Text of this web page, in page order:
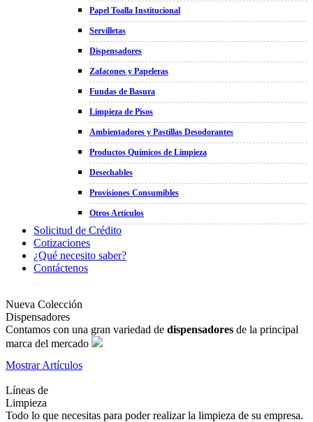
Papel Toalla Institucional
Servilletas
Dispensadores
Zafacones y Papeleras
Fundas de Basura
Limpieza de Pisos
Ambientadores y Pastillas Desodorantes
Productos Químicos de Limpieza
Desechables
Provisiones Consumibles
Otros Artículos
Solicitud de Crédito
Cotizaciones
¿Qué necesito saber?
Contáctenos
Nueva Colección
Dispensadores
Contamos con una gran variedad de dispensadores de la principal
marca del mercado
Mostrar Artículos
Líneas de
Limpieza
Todo lo que necesitas para poder realizar la limpieza de su empresa.